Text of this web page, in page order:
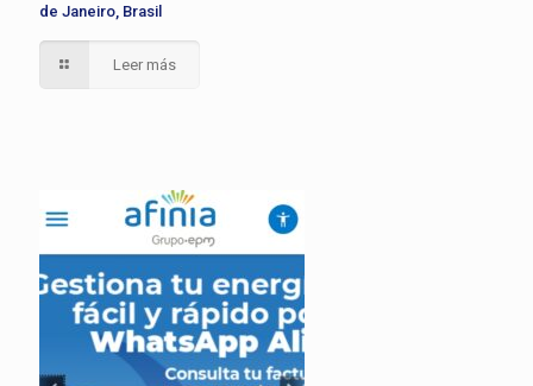
de Janeiro, Brasil
Leer más